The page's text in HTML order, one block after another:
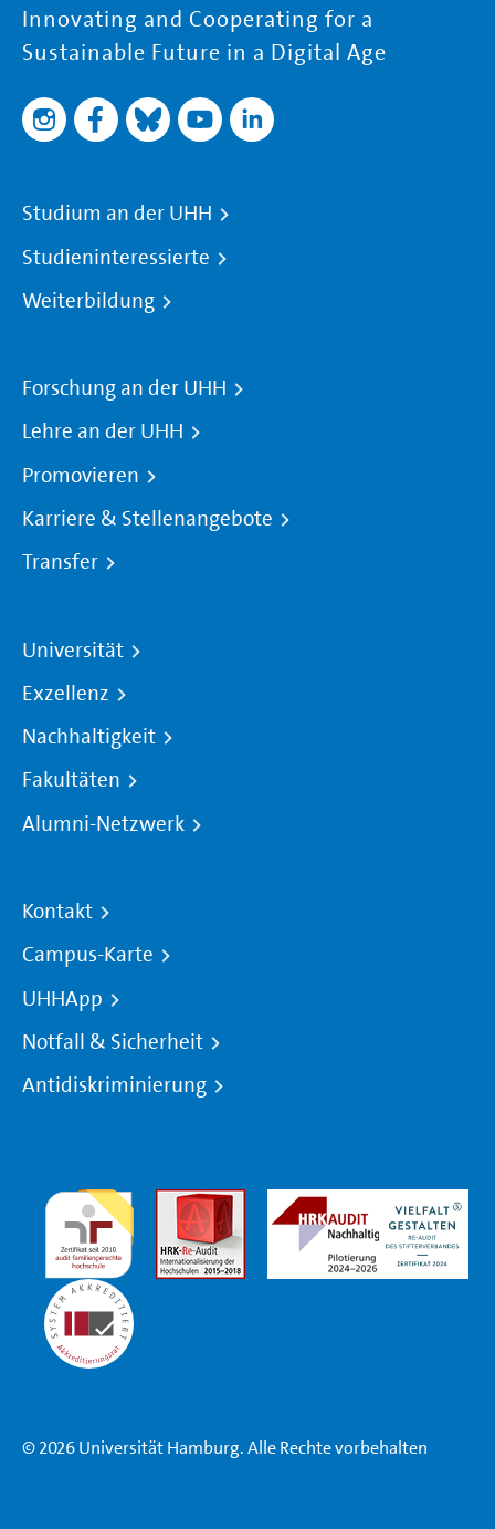
Innovating and Cooperating for a
Sustainable Future in a Digital Age
Studium an der UHH
Studieninteressierte
Weiterbildung
Forschung an der UHH
Lehre an der UHH
Promovieren
Karriere & Stellenangebote
Transfer
Universität
Exzellenz
Nachhaltigkeit
Fakultäten
Alumni-Netzwerk
Kontakt
Campus-Karte
UHHApp
Notfall & Sicherheit
Antidiskriminierung
© 2026 Universität Hamburg. Alle Rechte vorbehalten